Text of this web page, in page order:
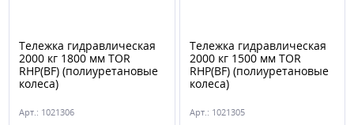
Тележка гидравлическая
2000 кг 1800 мм TOR
RHP(BF) (полиуретановые
колеса)
Арт.: 1021306
Тележка гидравлическая
2000 кг 1500 мм TOR
RHP(BF) (полиуретановые
колеса)
Арт.: 1021305